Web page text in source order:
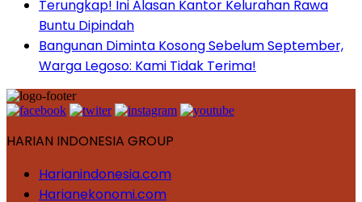
Terungkap! Ini Alasan Kantor Kelurahan Rawa
Buntu Dipindah
Bangunan Diminta Kosong Sebelum September,
Warga Legoso: Kami Tidak Terima!
HARIAN INDONESIA GROUP
Harianindonesia.com
Harianekonomi.com